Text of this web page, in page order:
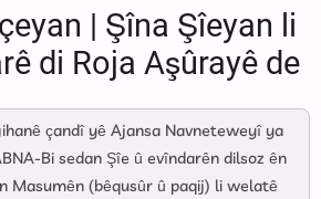
| Şîna Şîeyan li
di Roja Aşûrayê de
çandî yê Ajansa Navneteweyî ya
Bi sedan Şîe û evîndarên dilsoz ên
Masumên (bêqusûr û paqij) li welatê